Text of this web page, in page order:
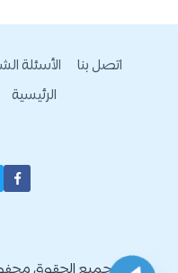
اتصل بنا الأسئلة
الرئيسية